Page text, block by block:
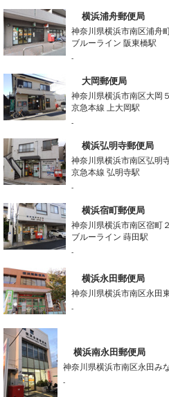
横浜浦舟郵便局
神奈川県横浜市南区浦舟
ブルーライン 阪東橋駅
-
大岡郵便局
神奈川県横浜市南区大岡
京急本線 上大岡駅
-
横浜弘明寺郵便局
神奈川県横浜市南区弘明
京急本線 弘明寺駅
-
横浜宿町郵便局
神奈川県横浜市南区宿町
ブルーライン 蒔田駅
-
横浜永田郵便局
神奈川県横浜市南区永田
-
横浜南永田郵便局
神奈川県横浜市南区永田み
-